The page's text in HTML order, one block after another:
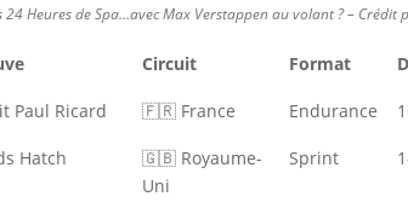
Heures de Spa…avec Max Verstappen au volant ? – Crédit
Circuit Format
Paul Ricard 🇫🇷 France Endurance
Hatch
🇬🇧 Royaume-
Uni
Sprint